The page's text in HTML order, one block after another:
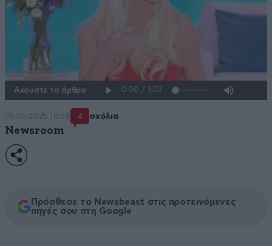
Ακούστε το άρθρο
05·05·2025 10:56 4 σχόλια
Newsroom
Πρόσθεσε το Newsbeast στις προτεινόμενες
πηγές σου στη Google